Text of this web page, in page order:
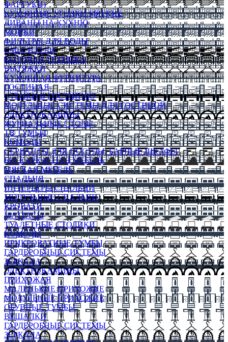
ФАРТУКИ)
КУХОННЫЕ УГОЛКИ МЯГКИЕ
ДИВАНЫ НА КУХНЮ
МОЙКИ
ФИЛЬТРЫ ДЛЯ ВОДЫ
СМЕСИТЕЛИ
БЫТОВАЯ ТЕХНИКА
ВЫТЯЖКИ
КУХОННАЯ ФУРНИТУРА
ГОСТИНАЯ
СТЕНКИ В ГОСТИНУЮ
МОДУЛЬНЫЕ СИСТЕМЫ ДЛЯ ГОСТИНОЙ
ЭЛЕКТРОКАМИНЫ
ЖУРНАЛЬНЫЕ СТОЛЫ
ТВ ТУМБЫ
КОМОДЫ
СЕРВАНТЫ ДЛЯ ПОСУДЫ, БАРНЫЕ ШКАФЫ
БЕСКАРКАСНАЯ МЕБЕЛЬ
МЯГКАЯ МЕБЕЛЬ
СПАЛЬНЯ
ИНТЕРЬЕРЫ СПАЛЬНИ
МОДУЛЬНЫЕ СПАЛЬНИ
КРОВАТИ
МАТРАСЫ
ТУАЛЕТНЫЕ СТОЛИКИ
КОМОДЫ
ПРИКРОВАТНЫЕ ТУМБЫ
ГАРДЕРОБНЫЕ СИСТЕМЫ
ЗЕРКАЛА
ЭЛЕКТРОКАМИНЫ
ПРИХОЖАЯ
МАЛЕНЬКИЕ ПРИХОЖИЕ
МОДУЛЬНЫЕ ПРИХОЖИЕ
ОБУВНЫЕ ТУМБЫ
ВЕШАЛКИ
ГАРДЕРОБНЫЕ СИСТЕМЫ
ЗЕРКАЛА